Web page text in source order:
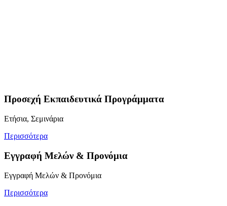
Προσεχή Εκπαιδευτικά Προγράμματα
Ετήσια, Σεμινάρια
Περισσότερα
Εγγραφή Μελών & Προνόμια
Εγγραφή Μελών & Προνόμια
Περισσότερα